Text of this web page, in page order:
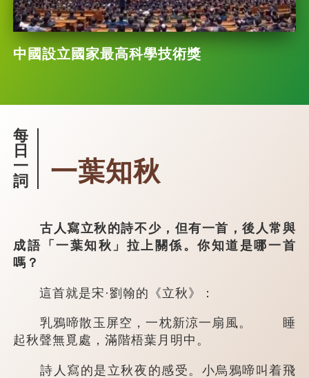
中國設立國家最高科學技術獎
每
日
一
詞
一葉知秋
古人寫立秋的詩不少，但有一首，後人常與
成語「一葉知秋」拉上關係。你知道是哪一首
嗎？
這首就是宋·劉翰的《立秋》：
乳鴉啼散玉屏空，一枕新涼一扇風。 睡
起秋聲無覓處，滿階梧葉月明中。
詩人寫的是立秋夜的感受。小烏鴉啼叫着飛